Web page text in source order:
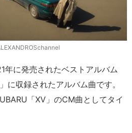
年に発売されたベストアルバム
に収録されたアルバム曲です。
「XV」のCM曲としてタイ